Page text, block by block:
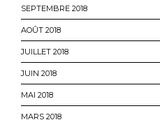
SEPTEMBRE 2018
AOÛT 2018
JUILLET 2018
JUIN 2018
MAI 2018
MARS 2018